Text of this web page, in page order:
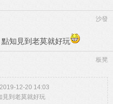
沙發
知見到老莫就好玩
板凳
12-20 14:03
見到老莫就好玩